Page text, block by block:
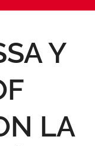
Y
LA